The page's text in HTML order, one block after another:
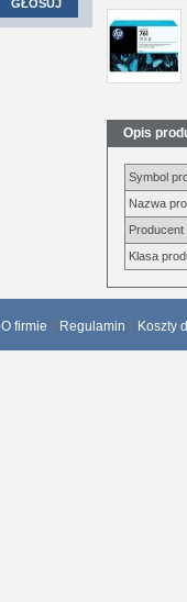
Opis
Symbol
Nazwa
Producent
Klasa
GŁOSUJ
O firmie Regulamin Koszty